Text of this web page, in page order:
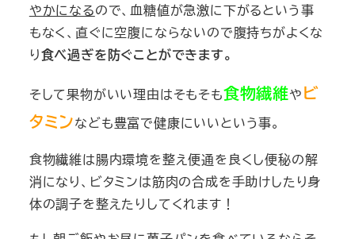
やかになるので、血糖値が急激に下がるという事
もなく、直ぐに空腹にならないので腹持ちがよくな
り食べ過ぎを防ぐことができます。
そして果物がいい理由はそもそも食物繊維やビ
タミンなども豊富で健康にいいという事。
食物繊維は腸内環境を整え便通を良くし便秘の解
消になり、ビタミンは筋肉の合成を手助けしたり身
体の調子を整えたりしてくれます！